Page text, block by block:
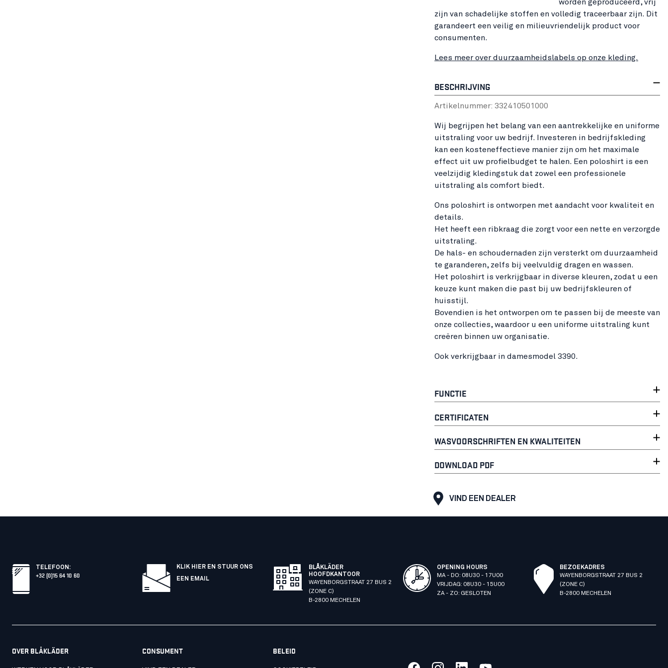
worden geproduceerd, vrij
zijn van schadelijke stoffen en volledig traceerbaar zijn. Dit
garandeert een veilig en milieuvriendelijk product voor
consumenten.
Lees meer over duurzaamheidslabels op onze kleding.
BESCHRIJVING
Artikelnummer: 332410501000
Wij begrijpen het belang van een aantrekkelijke en uniforme
uitstraling voor uw bedrijf. Investeren in bedrijfskleding
kan een kosteneffectieve manier zijn om het maximale
effect uit uw profielbudget te halen. Een poloshirt is een
veelzijdig kledingstuk dat zowel een professionele
uitstraling als comfort biedt.
Ons poloshirt is ontworpen met aandacht voor kwaliteit en
details.
Het heeft een ribkraag die zorgt voor een nette en verzorgde
uitstraling.
De hals- en schoudernaden zijn versterkt om duurzaamheid
te garanderen, zelfs bij veelvuldig dragen en wassen.
Het poloshirt is verkrijgbaar in diverse kleuren, zodat u een
keuze kunt maken die past bij uw bedrijfskleuren of
huisstijl.
Bovendien is het ontworpen om te passen bij de meeste van
onze collecties, waardoor u een uniforme uitstraling kunt
creëren binnen uw organisatie.
Ook verkrijgbaar in damesmodel 3390.
FUNCTIE
CERTIFICATEN
WASVOORSCHRIFTEN EN KWALITEITEN
DOWNLOAD PDF
VIND EEN DEALER
TELEFOON :
+32 (0)15 64 10 60
KLIK HIER EN STUUR ONS
EEN EMAIL
BLÅKLÄDER
HOOFDKANTOOR
WAYENBORGSTRAAT 27 BUS 2
(ZONE C)
B-2800 MECHELEN
OPENING HOURS
MA - DO: 08U30 - 17U00
VRIJDAG: 08U30 - 15U00
ZA - ZO: GESLOTEN
BEZOEKADRES
WAYENBORGSTRAAT 27 BUS 2
(ZONE C)
B-2800 MECHELEN
OVER BLÅKLÄDER CONSUMENT BELEID